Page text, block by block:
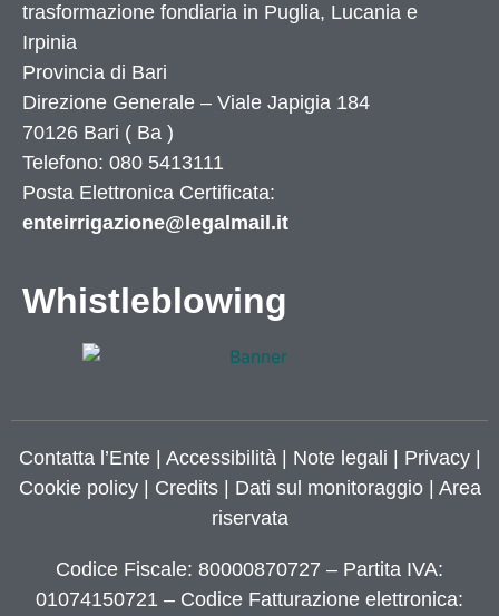
trasformazione fondiaria in Puglia, Lucania e
Irpinia
Provincia di Bari
Direzione Generale – Viale Japigia 184
70126 Bari ( Ba )
Telefono: 080 5413111
Posta Elettronica Certificata:
enteirrigazione@legalmail.it
Whistleblowing
Contatta l’Ente| Accessibilità | Note legali | Privacy|
Cookie policy| Credits| Dati sul monitoraggio | Area
riservata
Codice Fiscale: 80000870727 – Partita IVA:
01074150721 – Codice Fatturazione elettronica: